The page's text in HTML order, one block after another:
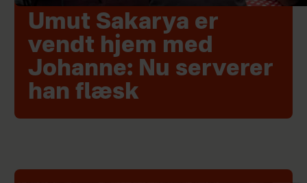
Umut Sakarya er
vendt hjem med
Johanne: Nu serverer
han flæsk